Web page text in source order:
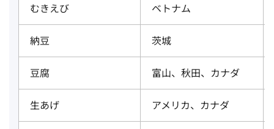
むきえび ベトナム
納豆 茨城
豆腐 富山、秋田、カナダ
生あげ アメリカ、カナダ